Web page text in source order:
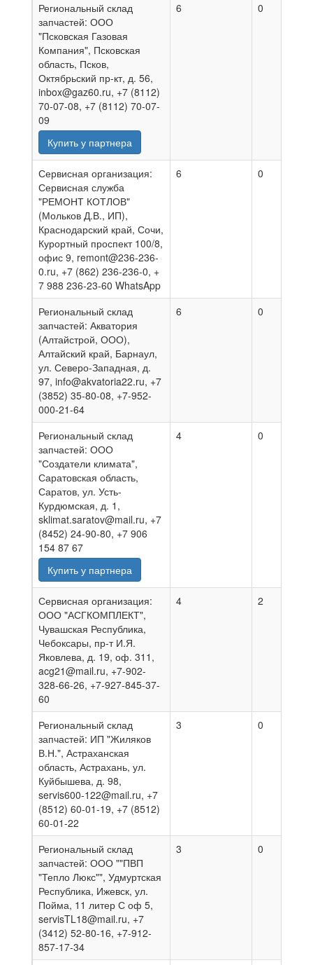
Региональный склад
запчастей: ООО
"Псковская Газовая
Компания", Псковская
область, Псков,
Октябрьский пр-кт, д. 56,
inbox@gaz60.ru, +7 (8112)
70-07-08, +7 (8112) 70-07-
09
Купить у партнера
6 0
Сервисная организация:
Сервисная служба
"РЕМОНТ КОТЛОВ"
(Мольков Д.В., ИП),
Краснодарский край, Сочи,
Курортный проспект 100/8,
офис 9, remont@236-236-
0.ru, +7 (862) 236-236-0, +
7 988 236-23-60 WhatsApp
6 0
Региональный склад
запчастей: Акватория
(Алтайстрой, ООО),
Алтайский край, Барнаул,
ул. Северо-Западная, д.
97, info@akvatoria22.ru, +7
(3852) 35-80-08, +7-952-
000-21-64
6 0
Региональный склад
запчастей: ООО
"Создатели климата",
Саратовская область,
Саратов, ул. Усть-
Курдюмская, д. 1,
sklimat.saratov@mail.ru, +7
(8452) 24-90-80, +7 906
154 87 67
Купить у партнера
4 0
Сервисная организация:
ООО "АСГКОМПЛЕКТ",
Чувашская Республика,
Чебоксары, пр-т И.Я.
Яковлева, д. 19, оф. 311,
acg21@mail.ru, +7-902-
328-66-26, +7-927-845-37-
60
4 2
Региональный склад
запчастей: ИП "Жиляков
В.Н.", Астраханская
область, Астрахань, ул.
Куйбышева, д. 98,
servis600-122@mail.ru, +7
(8512) 60-01-19, +7 (8512)
60-01-22
3 0
Региональный склад
запчастей: ООО ""ПВП
"Тепло Люкс"", Удмуртская
Республика, Ижевск, ул.
Пойма, 11 литер С оф 5,
servisTL18@mail.ru, +7
(3412) 52-80-16, +7-912-
857-17-34
3 0